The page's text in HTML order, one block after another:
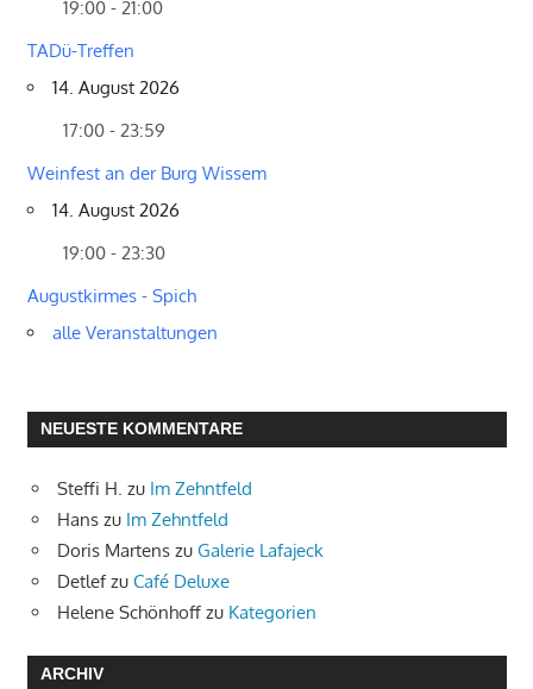
19:00 - 21:00
TADü-Treffen
14. August 2026
17:00 - 23:59
Weinfest an der Burg Wissem
14. August 2026
19:00 - 23:30
Augustkirmes - Spich
alle Veranstaltungen
NEUESTE KOMMENTARE
Steffi H. zu Im Zehntfeld
Hans zu Im Zehntfeld
Doris Martens zu Galerie Lafajeck
Detlefzu Café Deluxe
Helene Schönhoff zu Kategorien
ARCHIV